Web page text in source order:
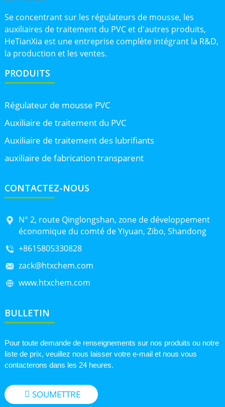
Se concentrant sur les régulateurs de mousse, les
auxiliaires de traitement du PVC et d'autres produits,
HeTianXia est une entreprise complète intégrant la R&D,
la production et les ventes.
PRODUITS
Régulateur de mousse PVC
Auxiliaire de traitement du PVC
Auxiliaire de traitement des lubrifiants
auxiliaire de fabrication transparent
CONTACTEZ-NOUS
N° 2, route Qinglongshan, zone de développement
économique du comté de Yiyuan, Zibo, Shandong
+8615805330828
zack@htxchem.com
www.htxchem.com
BULLETIN
Pour toute demande de renseignements sur nos produits ou notre
liste de prix, veuillez nous laisser votre e-mail et nous vous
contacterons dans les 24 heures.
SOUMETTRE